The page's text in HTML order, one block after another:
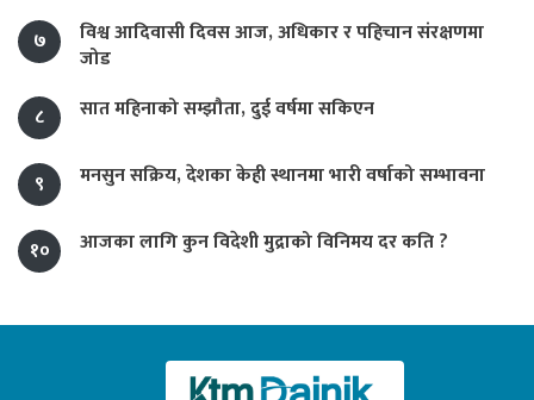
७
विश्व आदिवासी दिवस आज, अधिकार र पहिचान संरक्षणमा
जोड
८
सात महिनाको सम्झौता, दुई वर्षमा सकिएन
९ मनसुन सक्रिय, देशका केही स्थानमा भारी वर्षाको सम्भावना
१० आजका लागि कुन विदेशी मुद्राको विनिमय दर कति ?